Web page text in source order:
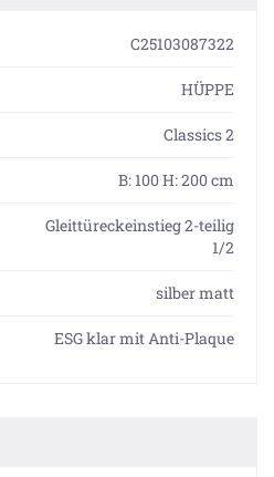
C25103087322
HÜPPE
Classics 2
B: 100 H: 200 cm
Gleittüreckeinstieg 2-teilig
1/2
silber matt
ESG klar mit Anti-Plaque